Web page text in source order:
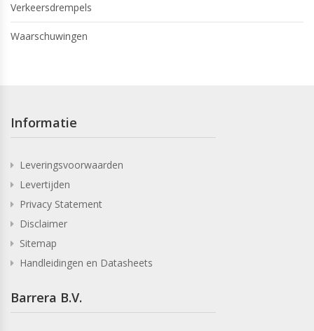
Verkeersdrempels
Waarschuwingen
Informatie
Leveringsvoorwaarden
Levertijden
Privacy Statement
Disclaimer
Sitemap
Handleidingen en Datasheets
Barrera B.V.